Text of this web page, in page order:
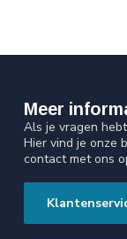
Meer
Als je vragen
Hier vind je onze
contact met ons